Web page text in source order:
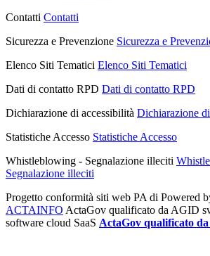
Contatti Contatti
Sicurezza e Prevenzione Sicurezza e
Elenco Siti Tematici Elenco Siti Tematici
Dati di contatto RPD Dati di contatto RPD
Dichiarazione di accessibilità Dichiarazione
Statistiche Accesso Statistiche Accesso
Whistleblowing - Segnalazione illeciti
Segnalazione illeciti
Progetto conformità siti web PA di Powered
ACTAINFO ActaGov qualificato da AGID
software cloud SaaS ActaGov qualificato